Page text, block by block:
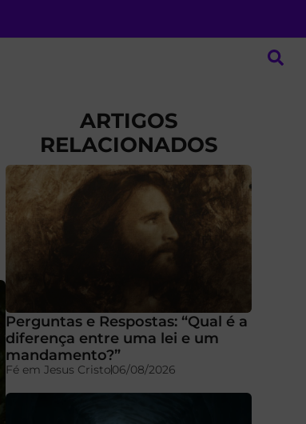
ARTIGOS
RELACIONADOS
Perguntas e Respostas: “Qual é a
diferença entre uma lei e um
mandamento?”
Fé em Jesus Cristo06/08/2026